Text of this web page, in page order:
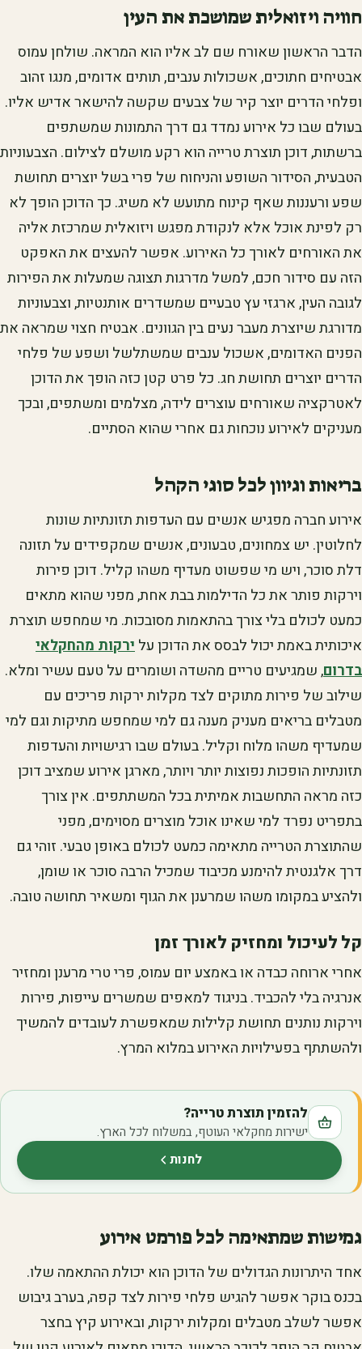
חוויה ויזואלית שמושכת את העין
הדבר הראשון שאורח שם לב אליו הוא המראה. שולחן עמוס
אבטיחים חתוכים, אשכולות ענבים, תותים אדומים, מנגו זהוב
ופלחי הדרים יוצר קיר של צבעים שקשה להישאר אדיש אליו.
בעולם שבו כל אירוע נמדד גם דרך התמונות שמשתפים
ברשתות, דוכן תוצרת טרייה הוא רקע מושלם לצילום. הצבעוניות
הטבעית, הסידור השופע והניחוח של פרי בשל יוצרים תחושת
שפע ורעננות שאף קינוח מתועש לא משיג. כך הדוכן הופך לא
רק לפינת אוכל אלא לנקודת מפגש ויזואלית שמרכזת אליה
את האורחים לאורך כל האירוע. אפשר להעצים את האפקט
הזה עם סידור חכם, למשל מדרגות תצוגה שמעלות את הפירות
לגובה העין, ארגזי עץ טבעיים שמשדרים אותנטיות, וצבעוניות
מדורגת שיוצרת מעבר נעים בין הגוונים. אבטיח חצוי שמראה את
הפנים האדומים, אשכול ענבים שמשתלשל ושפע של פלחי
הדרים יוצרים תחושת חג. כל פרט קטן כזה הופך את הדוכן
לאטרקציה שאורחים עוצרים לידה, מצלמים ומשתפים, ובכך
מעניקים לאירוע נוכחות גם אחרי שהוא הסתיים.
בריאות וגיוון לכל סוגי הקהל
אירוע חברה מפגיש אנשים עם העדפות תזונתיות שונות
לחלוטין. יש צמחונים, טבעונים, אנשים שמקפידים על תזונה
דלת סוכר, ויש מי שפשוט מעדיף משהו קליל. דוכן פירות
וירקות פותר את כל הדילמות בבת אחת, מפני שהוא מתאים
כמעט לכולם בלי צורך בהתאמות מסובכות. מי שמחפש תוצרת
איכותית באמת יכול לבסס את הדוכן עלירקות מהחקלאי
בדרום, שמגיעים טריים מהשדה ושומרים על טעם עשיר ומלא.
שילוב של פירות מתוקים לצד מקלות ירקות פריכים עם
מטבלים בריאים מעניק מענה גם למי שמחפש מתיקות וגם למי
שמעדיף משהו מלוח וקליל. בעולם שבו רגישויות והעדפות
תזונתיות הופכות נפוצות יותר ויותר, מארגן אירוע שמציב דוכן
כזה מראה התחשבות אמיתית בכל המשתתפים. אין צורך
בתפריט נפרד למי שאינו אוכל מוצרים מסוימים, מפני
שהתוצרת הטרייה מתאימה כמעט לכולם באופן טבעי. זוהי גם
דרך אלגנטית להימנע מכיבוד שמכיל הרבה סוכר או שומן,
ולהציע במקומו משהו שמרענן את הגוף ומשאיר תחושה טובה.
קל לעיכול ומחזיק לאורך זמן
אחרי ארוחה כבדה או באמצע יום עמוס, פרי טרי מרענן ומחזיר
אנרגיה בלי להכביד. בניגוד למאפים שמשרים עייפות, פירות
וירקות נותנים תחושת קלילות שמאפשרת לעובדים להמשיך
ולהשתתף בפעילויות האירוע במלוא המרץ.
להזמין תוצרת טרייה?
ישירות מחקלאי העוטף, במשלוח לכל הארץ.
לחנות(נפתח בלשונית חדשה)
גמישות שמתאימה לכל פורמט אירוע
אחד היתרונות הגדולים של הדוכן הוא יכולת ההתאמה שלו.
בכנס בוקר אפשר להגיש פלחי פירות לצד קפה, בערב גיבוש
אפשר לשלב מטבלים ומקלות ירקות, ובאירוע קיץ בחצר